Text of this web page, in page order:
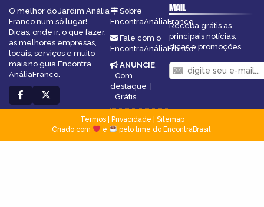
O melhor do Jardim Anália
Franco num só lugar!
Dicas, onde ir, o que fazer,
as melhores empresas,
locais, serviços e muito
mais no guia Encontra
AnáliaFranco.
Sobre
EncontraAnáliaFranco
Fale com o
EncontraAnáliaFranco
ANUNCIE:
Com
destaque |
Grátis
MAIL
Receba grátis as
principais notícias,
dicas e promoções
Termos| Privacidade
Sitemap
Criado com
e pelo time do EncontraBrasil